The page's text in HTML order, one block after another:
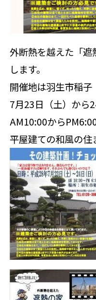
外断熱を越えた「
します。
開催地は羽生市稲子
7月23日（土）から
AM10:00から
平屋建ての和風の住